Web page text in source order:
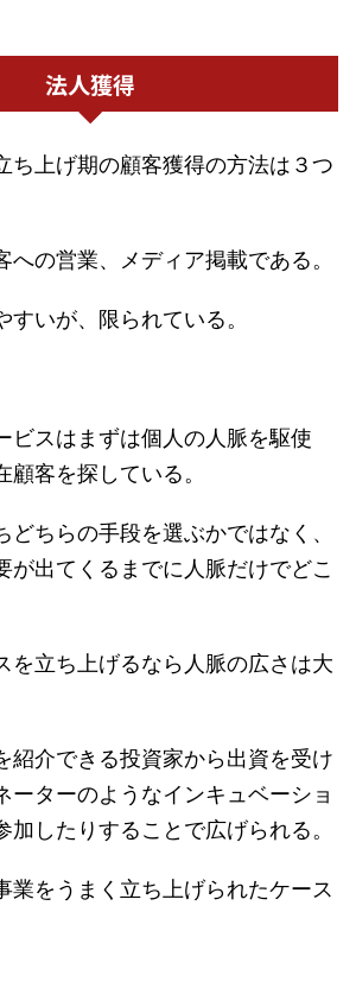
法人獲得
ち上げ期の顧客獲得の方法は３つ
への営業、メディア掲載である。
いが、限られている。
ビスはまずは個人の人脈を駆使
顧客を探している。
どちらの手段を選ぶかではなく、
が出てくるまでに人脈だけでどこ
を立ち上げるなら人脈の広さは大
紹介できる投資家から出資を受け
ーターのようなインキュベーショ
加したりすることで広げられる。
業をうまく立ち上げられたケース